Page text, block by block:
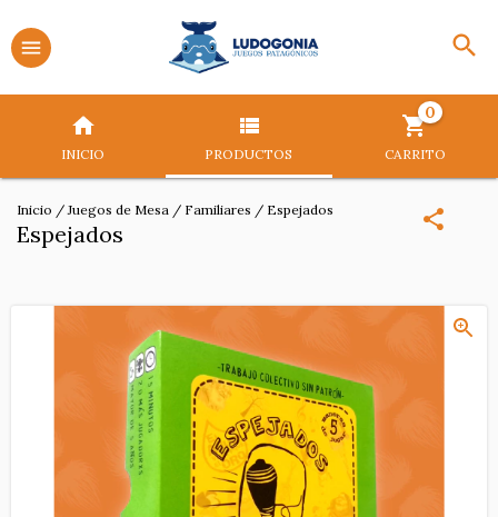
INICIO PRODUCTOS CARRITO
0
Inicio / Juegos de Mesa / Familiares / Espejados
Espejados